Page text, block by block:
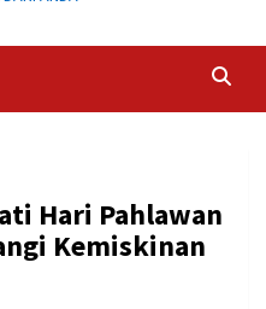
Hari Pahlawan
Kemiskinan